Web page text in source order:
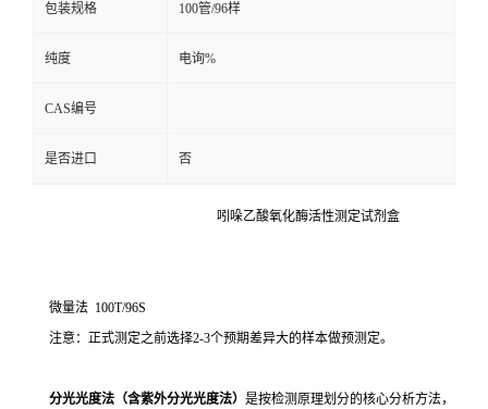
包装规格 100管/96样
纯度 电询%
CAS编号
是否进口 否
吲哚乙酸氧化酶活性测定试剂盒
微量法 100T/96S
注意：正式测定之前选择2-3个预期差异大的样本做预测定。
分光光度法（含紫外分光光度法） 是按检测原理划分的核心分析方法，